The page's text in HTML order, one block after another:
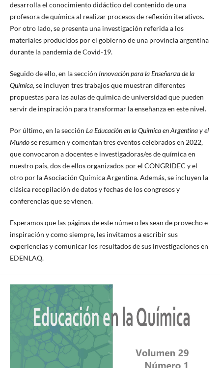
desarrolla el conocimiento didáctico del contenido de una
profesora de química al realizar procesos de reflexión iterativos.
Por otro lado, se presenta una investigación referida a los
materiales producidos por el gobierno de una provincia argentina
durante la pandemia de Covid-19.
Seguido de ello, en la sección Innovación para la Enseñanza de la
Química, se incluyen tres trabajos que muestran diferentes
propuestas para las aulas de química de universidad que pueden
servir de inspiración para transformar la enseñanza en este nivel.
Por último, en la sección La Educación en la Química en Argentina y el
Mundose resumen y comentan tres eventos celebrados en 2022,
que convocaron a docentes e investigadoras/es de química en
nuestro país, dos de ellos organizados por el CONGRIDEC y el
otro por la Asociación Química Argentina. Además, se incluyen la
clásica recopilación de datos y fechas de los congresos y
conferencias que se vienen.
Esperamos que las páginas de este número les sean de provecho e
inspiración y como siempre, les invitamos a escribir sus
experiencias y comunicar los resultados de sus investigaciones en
EDENLAQ.